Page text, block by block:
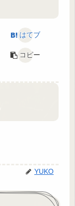
はてブ
コピー
YUKO